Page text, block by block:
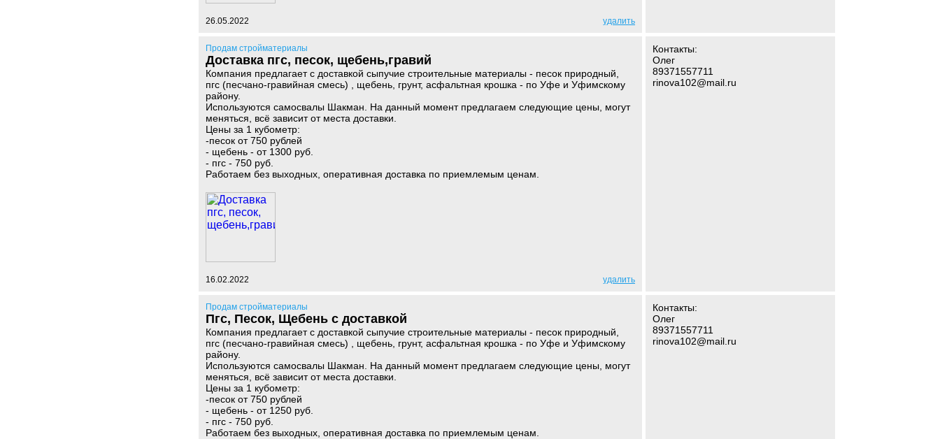
26.05.2022 удалить
Продам стройматериалы
Доставка пгс, песок, щебень,гравий
Компания предлагает с доставкой сыпучие строительные материалы - песок природный,
пгс (песчано-гравийная смесь) , щебень, грунт, асфальтная крошка - по Уфе и Уфимскому
району.
Используются самосвалы Шакман. На данный момент предлагаем следующие цены, могут
меняться, всё зависит от места доставки.
Цены за 1 кубометр:
-песок от 750 рублей
- щебень - от 1300 руб.
- пгс - 750 руб.
Работаем без выходных, оперативная доставка по приемлемым ценам.
16.02.2022 удалить
Контакты:
Олег
89371557711
rinova102@mail.ru
Продам стройматериалы
Пгс, Песок, Щебень с доставкой
Компания предлагает с доставкой сыпучие строительные материалы - песок природный,
пгс (песчано-гравийная смесь) , щебень, грунт, асфальтная крошка - по Уфе и Уфимскому
району.
Используются самосвалы Шакман. На данный момент предлагаем следующие цены, могут
меняться, всё зависит от места доставки.
Цены за 1 кубометр:
-песок от 750 рублей
- щебень - от 1250 руб.
- пгс - 750 руб.
Работаем без выходных, оперативная доставка по приемлемым ценам.
Контакты:
Олег
89371557711
rinova102@mail.ru